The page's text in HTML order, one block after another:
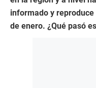
informado y
de enero. ¿Qué pasó